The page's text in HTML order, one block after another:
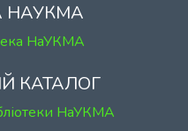
НАУКМА
НаУКМА
КАТАЛОГ
НаУКМА